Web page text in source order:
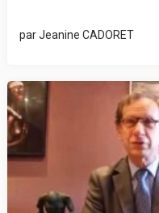
parJeanine CADORET